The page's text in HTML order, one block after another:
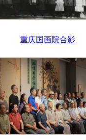
重庆国画院合影